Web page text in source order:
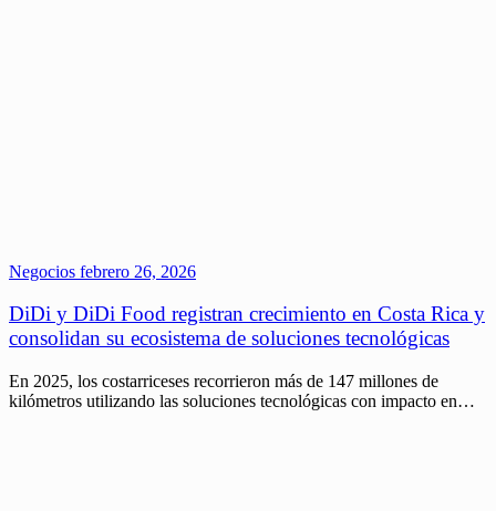
Negocios febrero 26, 2026
DiDi y DiDi Food registran crecimiento en Costa Rica y
consolidan su ecosistema de soluciones tecnológicas
En 2025, los costarriceses recorrieron más de 147 millones de
kilómetros utilizando las soluciones tecnológicas con impacto en…